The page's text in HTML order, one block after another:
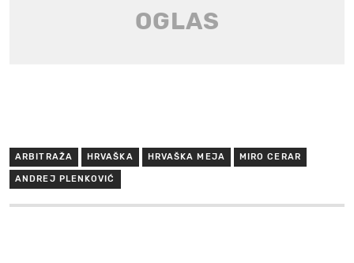
ARBITRAŽA HRVAŠKA HRVAŠKA MEJA MIRO CERAR
ANDREJ PLENKOVIĆ